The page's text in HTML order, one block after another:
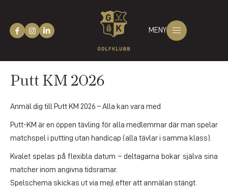
MENY
Putt KM 2026
Anmäl dig till Putt KM 2026 – Alla kan vara med
Putt-KM är en öppen tävling för alla medlemmar där man spelar
matchspel i putting utan handicap (alla tävlar i samma klass).
Kvalet spelas på flexibla datum – deltagarna bokar själva sina
matcher inom angivna tidsramar.
Spelschema skickas ut via mejl efter att anmälan stängt.